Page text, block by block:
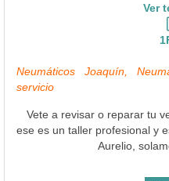
Ver
Neumáticos Joaquín,
servicio
Vete a revisar o reparar tu
ese es un taller profesional y
Aurelio,